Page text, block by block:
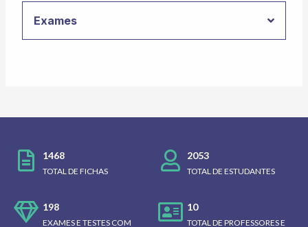
Exames
1468
TOTAL DE FICHAS
2053
TOTAL DE ESTUDANTES
198
EXAMES E TESTES COM
10
TOTAL DE PROFESSORES E